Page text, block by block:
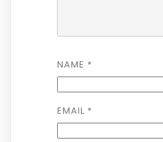
NAME *
EMAIL *